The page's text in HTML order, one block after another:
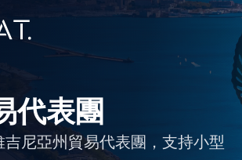
代表團
吉尼亞州貿易代表團，支持小型